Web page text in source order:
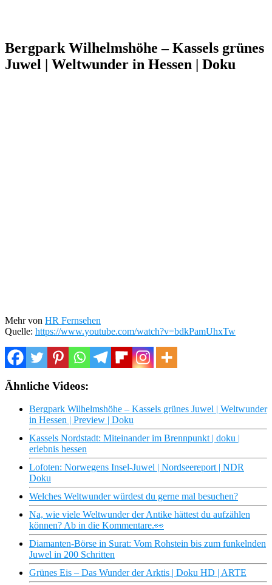
Bergpark Wilhelmshöhe – Kassels grünes
Juwel | Weltwunder in Hessen | Doku
Mehr von HR Fernsehen
Quelle: https://www.youtube.com/watch?v=bdkPamUhxTw
Ähnliche Videos:
Bergpark Wilhelmshöhe – Kassels grünes Juwel | Weltwunder
in Hessen | Preview | Doku
Kassels Nordstadt: Miteinander im Brennpunkt | doku |
erlebnis hessen
Lofoten: Norwegens Insel-Juwel | Nordseereport | NDR
Doku
Welches Weltwunder würdest du gerne mal besuchen?
Na, wie viele Weltwunder der Antike hättest du aufzählen
können? Ab in die Kommentare.👀
Diamanten-Börse in Surat: Vom Rohstein bis zum funkelnden
Juwel in 200 Schritten
Grünes Eis – Das Wunder der Arktis | Doku HD | ARTE